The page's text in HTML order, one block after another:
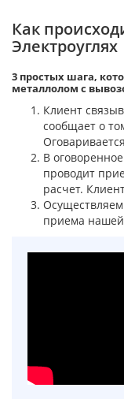
Как
Электроуглях
3 простых шага,
металлолом с
Клиент
сообщает о
В
проводит
расчет.
Осуществляем
приема